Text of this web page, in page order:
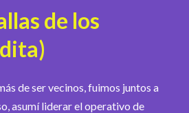
de los
de ser vecinos, fuimos juntos a
asumí liderar el operativo de